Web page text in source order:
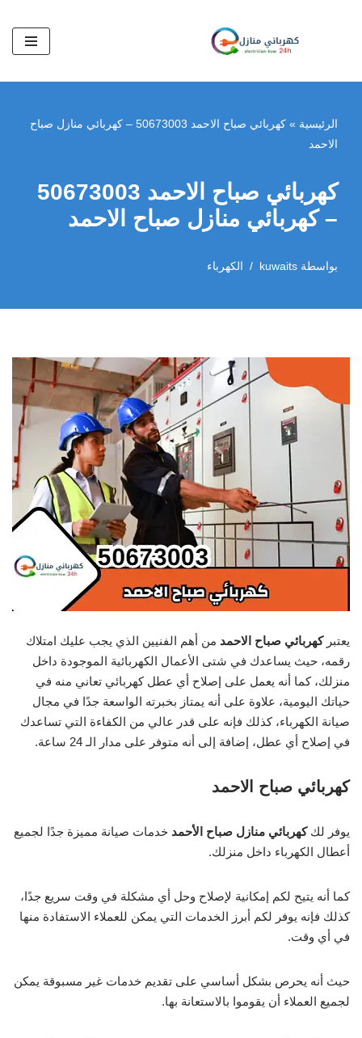
المحتوى
الرئيسية »
كهربائي صباح الاحمد 50673003 – كهربائي منازل صباح
الاحمد
كهربائي صباح الاحمد 50673003
– كهربائي منازل صباح الاحمد
بواسطة kuwaits الكهرباء
يعتبر كهربائي صباح الاحمد من أهم الفنيين الذي يجب عليك امتلاك
رقمه، حيث يساعدك في شتى الأعمال الكهربائية الموجودة داخل
منزلك، كما أنه يعمل على إصلاح أي عطل كهربائي تعاني منه في
حياتك اليومية، علاوة على أنه يمتاز بخبرته الواسعة جدًا في مجال
صيانة الكهرباء، كذلك فإنه على قدر عالي من الكفاءة التي تساعدك
في إصلاح أي عطل، إضافة إلى أنه متوفر على مدار الـ 24 ساعة.
كهربائي صباح الاحمد
يوفر لككهربائي منازل صباح الأحمد خدمات صيانة مميزة جدًا لجميع
أعطال الكهرباء داخل منزلك.
كما أنه يتيح لكم إمكانية لإصلاح وحل أي مشكلة في وقت سريع جدًا،
كذلك فإنه يوفر لكم أبرز الخدمات التي يمكن للعملاء الاستفادة منها
في أي وقت.
حيث أنه يحرص بشكل أساسي على تقديم خدمات غير مسبوقة يمكن
لجميع العملاء أن يقوموا بالاستعانة بها.